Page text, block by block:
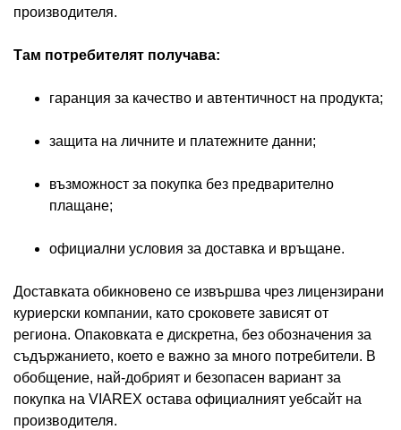
производителя.
Там потребителят получава:
гаранция за качество и автентичност на продукта;
защита на личните и платежните данни;
възможност за покупка без предварително
плащане;
официални условия за доставка и връщане.
Доставката обикновено се извършва чрез лицензирани
куриерски компании, като сроковете зависят от
региона. Опаковката е дискретна, без обозначения за
съдържанието, което е важно за много потребители. В
обобщение, най-добрият и безопасен вариант за
покупка на VIAREX остава официалният уебсайт на
производителя.